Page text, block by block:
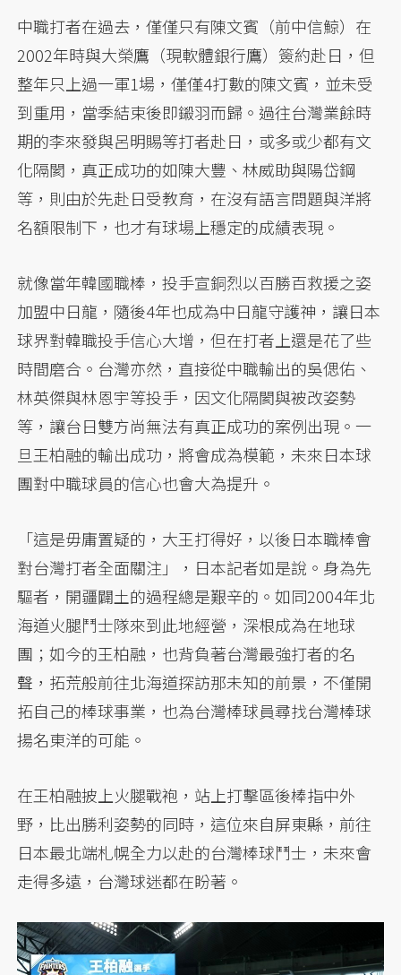
中職打者在過去，僅僅只有陳文賓（前中信鯨）在
2002年時與大榮鷹（現軟體銀行鷹）簽約赴日，但
整年只上過一軍1場，僅僅4打數的陳文賓，並未受
到重用，當季結束後即鎩羽而歸。過往台灣業餘時
期的李來發與呂明賜等打者赴日，或多或少都有文
化隔閡，真正成功的如陳大豐、林威助與陽岱鋼
等，則由於先赴日受教育，在沒有語言問題與洋將
名額限制下，也才有球場上穩定的成績表現。
就像當年韓國職棒，投手宣銅烈以百勝百救援之姿
加盟中日龍，隨後4年也成為中日龍守護神，讓日本
球界對韓職投手信心大增，但在打者上還是花了些
時間磨合。台灣亦然，直接從中職輸出的吳偲佑、
林英傑與林恩宇等投手，因文化隔閡與被改姿勢
等，讓台日雙方尚無法有真正成功的案例出現。一
旦王柏融的輸出成功，將會成為模範，未來日本球
團對中職球員的信心也會大為提升。
「這是毋庸置疑的，大王打得好，以後日本職棒會
對台灣打者全面關注」，日本記者如是說。身為先
驅者，開疆闢土的過程總是艱辛的。如同2004年北
海道火腿鬥士隊來到此地經營，深根成為在地球
團；如今的王柏融，也背負著台灣最強打者的名
聲，拓荒般前往北海道探訪那未知的前景，不僅開
拓自己的棒球事業，也為台灣棒球員尋找台灣棒球
揚名東洋的可能。
在王柏融披上火腿戰袍，站上打擊區後棒指中外
野，比出勝利姿勢的同時，這位來自屏東縣，前往
日本最北端札幌全力以赴的台灣棒球鬥士，未來會
走得多遠，台灣球迷都在盼著。